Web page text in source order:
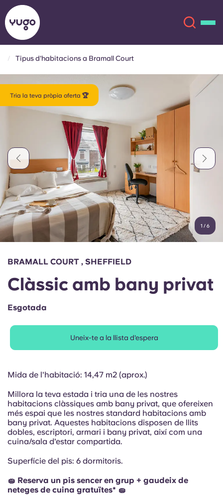
Ubicacions
Compte Llengua
English (GB)
Chinese
Català
Italian
French
Selecciona un país
Reserva ara
English (US)
Chinese Español
Català Deutsch
Italian French
Portuguese
Tipus d'habitacions a Bramall Court
Tria la teva pròpia oferta 🏆
1 /6
BRAMALL COURT , SHEFFIELD
Clàssic amb bany privat
Esgotada
Uneix-te a la llista d'espera
Mida de l'habitació: 14,47 m2 (aprox.)
Millora la teva estada i tria una de les nostres
habitacions clàssiques amb bany privat, que ofereixen
més espai que les nostres standard habitacions amb
bany privat. Aquestes habitacions disposen de llits
dobles, escriptori, armari i bany privat, així com una
cuina/sala d'estar compartida.
Superfície del pis: 6 dormitoris.
🧽 Reserva un pis sencer en grup + gaudeix de
neteges de cuina gratuïtes* 🧽